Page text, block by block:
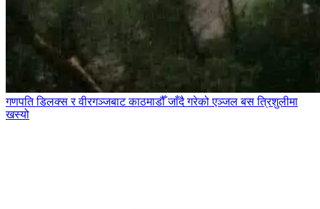
गणपति डिलक्स र वीरगञ्जबाट काठमाडौँ जाँदै गरेको एञ्जल बस त्रिशुलीमा
खस्यो